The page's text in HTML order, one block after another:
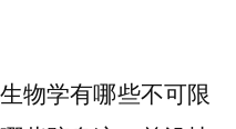
物学有哪些不可限